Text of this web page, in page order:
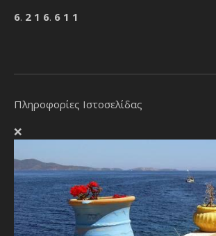
6. 2 1 6. 6 1 1
Πληροφορίες Ιστοσελίδας
❌